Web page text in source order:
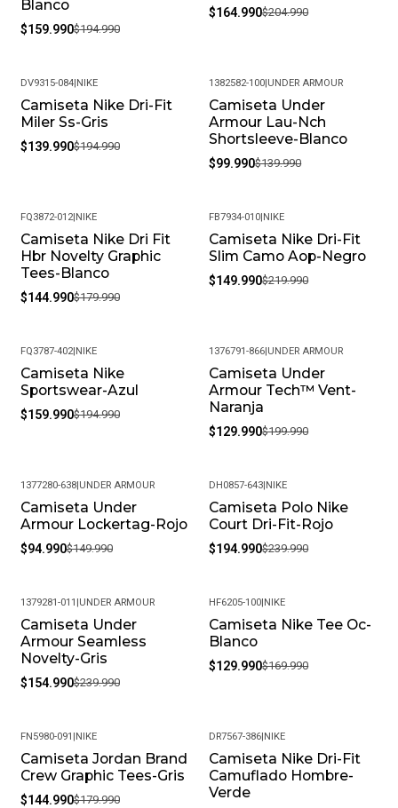
Blanco
$159.990$194.990
$164.990$204.990
-28%
DV9315-084|NIKE
Camiseta Nike Dri-Fit
Miler Ss-Gris
$139.990$194.990
-29%
1382582-100|UNDER ARMOUR
Camiseta Under
Armour Lau-Nch
Shortsleeve-Blanco
$99.990$139.990
-19%
FQ3872-012|NIKE
Camiseta Nike Dri Fit
Hbr Novelty Graphic
Tees-Blanco
$144.990$179.990
-32%
FB7934-010|NIKE
Camiseta Nike Dri-Fit
Slim Camo Aop-Negro
$149.990$219.990
-18%
FQ3787-402|NIKE
Camiseta Nike
Sportswear-Azul
$159.990$194.990
-35%
1376791-866|UNDER ARMOUR
Camiseta Under
Armour Tech™ Vent-
Naranja
$129.990$199.990
-37%
1377280-638|UNDER ARMOUR
Camiseta Under
Armour Lockertag-Rojo
$94.990$149.990
-19%
DH0857-643|NIKE
Camiseta Polo Nike
Court Dri-Fit-Rojo
$194.990$239.990
-35%
1379281-011 |UNDER ARMOUR
Camiseta Under
Armour Seamless
Novelty-Gris
$154.990$239.990
-24%
HF6205-100|NIKE
Camiseta Nike Tee Oc-
Blanco
$129.990$169.990
-19%
FN5980-091 |NIKE
Camiseta Jordan Brand
Crew Graphic Tees-Gris
$144.990$179.990
-33%
DR7567-386|NIKE
Camiseta Nike Dri-Fit
Camuflado Hombre-
Verde